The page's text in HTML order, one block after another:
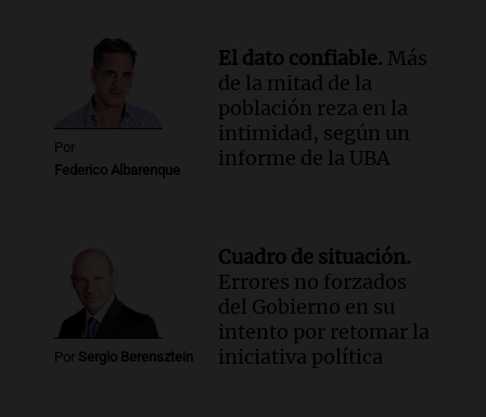
Audio.Chile planteó mejorar la
conectividad fronteriza, aérea y digital
con Jujuy
Panorama Federal
Episodios
Por
Federico Albarenque
El dato confiable. Más
de la mitad de la
población reza en la
intimidad, según un
informe de la UBA
Por Sergio Berensztein
Cuadro de situación.
Errores no forzados
del Gobierno en su
intento por retomar la
iniciativa política